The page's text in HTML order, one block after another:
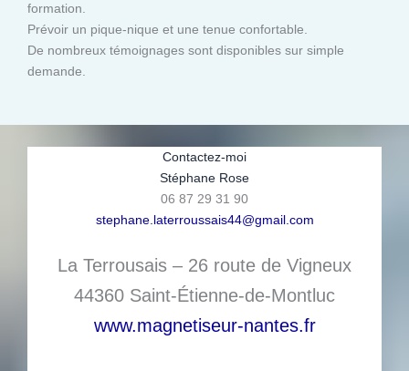
formation.
Prévoir un pique-nique et une tenue confortable.
De nombreux témoignages sont disponibles sur simple
demande.
Contactez-moi
Stéphane Rose
06 87 29 31 90
stephane.laterroussais44@gmail.com
La Terrousais – 26 route de Vigneux
44360 Saint-Étienne-de-Montluc
www.magnetiseur-nantes.fr